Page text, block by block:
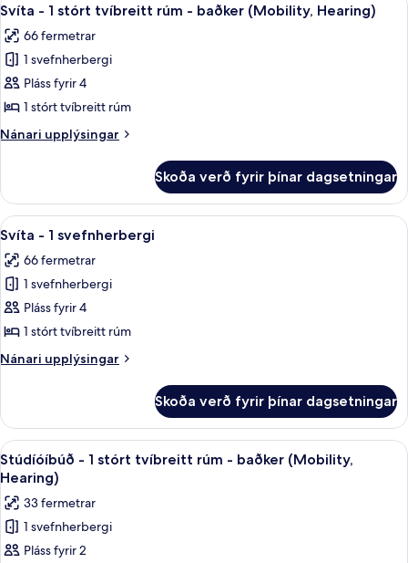
svefnherbergi
eldhús
allar
myndir
fyrir
Svíta
-
1
stórt
rúm
baðker
(Mobility,
Hearing)
7
Svíta - 1 stórt tvíbreitt rúm - baðker (Mobility, Hearing)
66 fermetrar
1 svefnherbergi
Pláss fyrir 4
1 stórt tvíbreitt rúm
Nánari upplýsingar
Nánari
-
stórt
rúm
(Mobility,
Hearing)
Skoða verð fyrir þínar dagsetningar
Skoða
allar
myndir
fyrir
Svíta
-
1
svefnherbergi
49-tommu LCD-sjónvarp með
7
Svíta - 1 svefnherbergi
66 fermetrar
1 svefnherbergi
Pláss fyrir 4
1 stórt tvíbreitt rúm
Nánari upplýsingar
Nánari
-
svefnherbergi
Skoða verð fyrir þínar dagsetningar
Skoða
allar
myndir
fyrir
Stúdíóíbúð
-
Rúmföt af bestu gerð, dúnsængur,
6
Stúdíóíbúð - 1 stórt tvíbreitt rúm - baðker (Mobility,
Hearing)
33 fermetrar
1 svefnherbergi
Pláss fyrir 2